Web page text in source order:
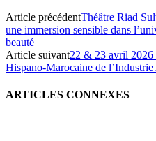
Article précédentThéâtre Riad
une immersion sensible dans
beauté
Article suivant22 & 23 avril 2026
Hispano-Marocaine de
ARTICLES CONNEXES